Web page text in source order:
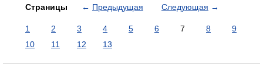
Страницы ← Предыдущая Следующая →
1 2 3 4 5 6 7 8
9
10
11 12 13